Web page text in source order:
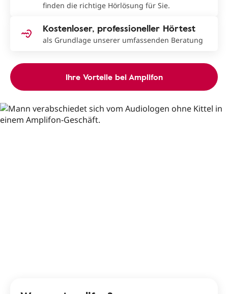
finden die richtige Hörlösung für Sie.
Kostenloser, professioneller Hörtest
als Grundlage unserer umfassenden Beratung
Ihre Vorteile bei Amplifon